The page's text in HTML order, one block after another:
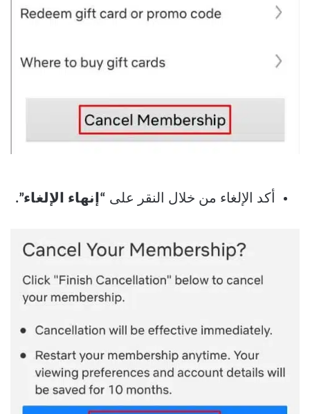
أكد الإلغاء من خلال النقر على “إنهاء الإلغاء”.